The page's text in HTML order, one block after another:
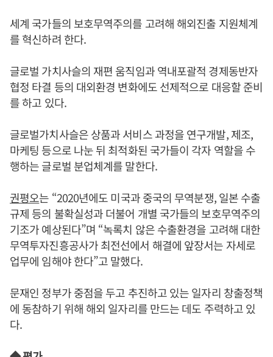
세계 국가들의 보호무역주의를 고려해 해외진출 지원체계
를 혁신하려 한다.
글로벌 가치사슬의 재편 움직임과 역내포괄적 경제동반자
협정 타결 등의 대외환경 변화에도 선제적으로 대응할 준비
를 하고 있다.
글로벌가치사슬은 상품과 서비스 과정을 연구개발, 제조,
마케팅 등으로 나눈 뒤 최적화된 국가들이 각자 역할을 수
행하는 글로벌 분업체계를 말한다.
권평오는 “2020년에도 미국과 중국의 무역분쟁, 일본 수출
규제 등의 불확실성과 더불어 개별 국가들의 보호무역주의
기조가 예상된다”며 “녹록치 않은 수출환경을 고려해 대한
무역투자진흥공사가 최전선에서 해결에 앞장서는 자세로
업무에 임해야 한다”고 말했다.
문재인 정부가 중점을 두고 추진하고 있는 일자리 창출정책
에 동참하기 위해 해외 일자리를 만드는 데도 주력하고 있
다.